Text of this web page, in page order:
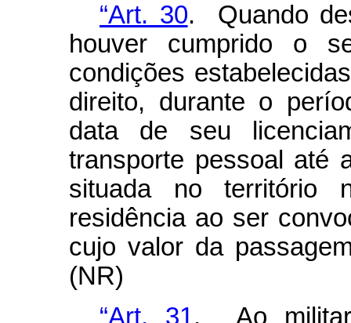
“Art. 30. Quando
houver cumprido o
condições
direito, durante o
data de seu
transporte pessoal até
situada no território
residência ao ser
cujo valor da
(NR)
“Art. 31. Ao militar